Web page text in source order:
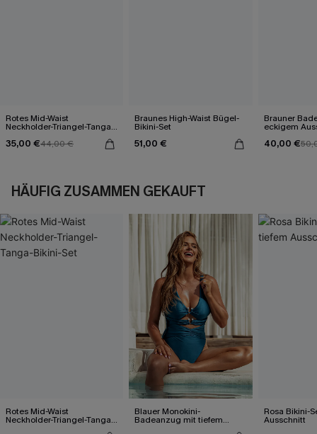
Rotes Mid-Waist
Neckholder-Triangel-Tanga-
35,00 €44,00 €
Braunes High-Waist Bügel-
Bikini-Set
51,00 €
Brauner
eckigem
40,00 €
HÄUFIG ZUSAMMEN GEKAUFT
Rotes Mid-Waist
Neckholder-Triangel-Tanga-
Blauer Monokini-
Badeanzug mit tiefem
Rosa Bikini-
Ausschnitt